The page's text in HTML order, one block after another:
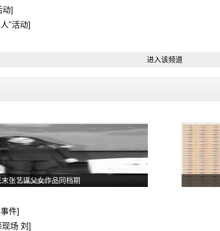
动]
"活动]
进入该频道
张艺谋父女作品同档期
件]
场 刘]